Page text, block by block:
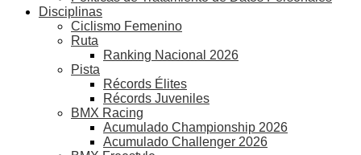
Disciplinas
Ciclismo Femenino
Ruta
Ranking Nacional 2026
Pista
Récords Élites
Récords Juveniles
BMX Racing
Acumulado Championship 2026
Acumulado Challenger 2026